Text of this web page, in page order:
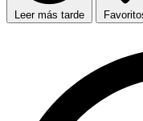
Leer más tarde